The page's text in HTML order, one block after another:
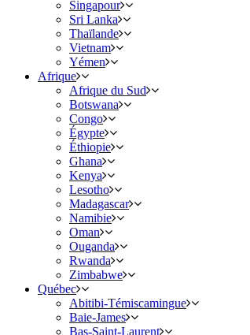
Singapour
Sri Lanka
Thaïlande
Vietnam
Yémen
Afrique
Afrique du Sud
Botswana
Congo
Égypte
Éthiopie
Ghana
Kenya
Lesotho
Madagascar
Namibie
Oman
Ouganda
Rwanda
Zimbabwe
Québec
Abitibi-Témiscamingue
Baie-James
Bas-Saint-Laurent